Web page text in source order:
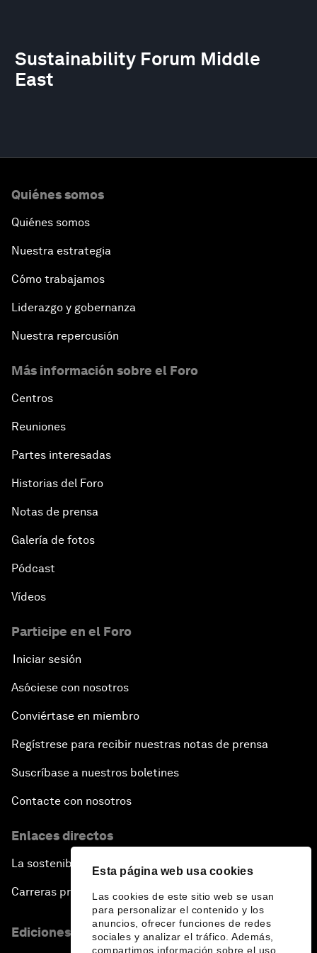
Esta página web usa cookies
Las cookies de este sitio web se usan
para personalizar el contenido y los
anuncios, ofrecer funciones de redes
sociales y analizar el tráfico. Además,
compartimos información sobre el uso
Sustainability Forum Middle
East
Quiénes somos
Quiénes somos
Nuestra estrategia
Cómo trabajamos
Liderazgo y gobernanza
Nuestra repercusión
Más información sobre el Foro
Centros
Reuniones
Partes interesadas
Historias del Foro
Notas de prensa
Galería de fotos
Pódcast
Vídeos
Participe en el Foro
Iniciar sesión
Asóciese con nosotros
Conviértase en miembro
Regístrese para recibir nuestras notas de prensa
Suscríbase a nuestros boletines
Contacte con nosotros
Enlaces directos
La sostenibilidad en el Foro
Carreras profesionales
Ediciones en otros idiomas